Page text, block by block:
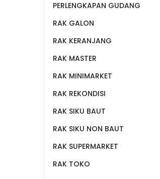
PERLENGKAPAN GUDANG
RAK GALON
RAK KERANJANG
RAK MASTER
RAK MINIMARKET
RAK REKONDISI
RAK SIKU BAUT
RAK SIKU NON BAUT
RAK SUPERMARKET
RAK TOKO